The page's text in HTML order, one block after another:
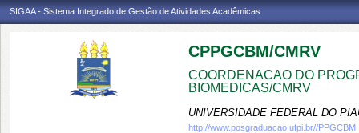
SIGAA - Sistema Integrado de Gestão de Atividades Acadêmicas
CPPGCBM/CMRV
COORDENACAO DO
BIOMEDICAS/CMRV
UNIVERSIDADE FEDERAL DO
http://www.posgraduacao.ufpi.br//PPGCBM